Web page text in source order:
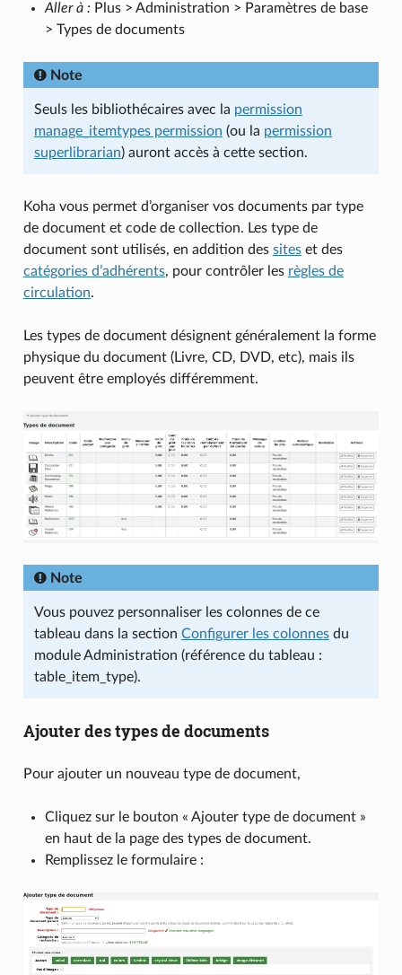
Aller à :Plus > Administration > Paramètres de base
> Types de documents
Note
Seuls les bibliothécaires avec la permission
manage_itemtypes permission (ou la permission
superlibrarian) auront accès à cette section.
Koha vous permet d’organiser vos documents par type
de document et code de collection. Les type de
document sont utilisés, en addition des siteset des
catégories d’adhérents, pour contrôler les règles de
circulation.
Les types de document désignent généralement la forme
physique du document (Livre, CD, DVD, etc), mais ils
peuvent être employés différemment.
Note
Vous pouvez personnaliser les colonnes de ce
tableau dans la section Configurer les colonnesdu
module Administration (référence du tableau :
table_item_type).
Ajouter des types de documents
Pour ajouter un nouveau type de document,
Cliquez sur le bouton « Ajouter type de document »
en haut de la page des types de document.
Remplissez le formulaire :